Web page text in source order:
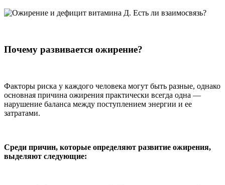
Почему развивается ожирение?
Факторы риска у каждого человека могут быть разные, однако
основная причина ожирения практически всегда одна —
нарушение баланса между поступлением энергии и ее
затратами.
Среди причин, которые определяют развитие ожирения,
выделяют следующие: